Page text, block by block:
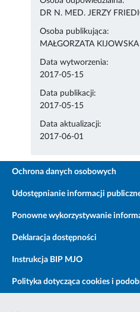
DR N. MED. JERZY
Osoba publikująca:
MAŁGORZATA KIJOWSKA
Data wytworzenia:
2017-05-15
Data publikacji:
2017-05-15
Data aktualizacji:
2017-06-01
Ochrona danych osobowych
Udostępnianie informacji
Ponowne wykorzystywanie
Deklaracja dostępności
Instrukcja BIP MJO
Polityka dotycząca cookies i